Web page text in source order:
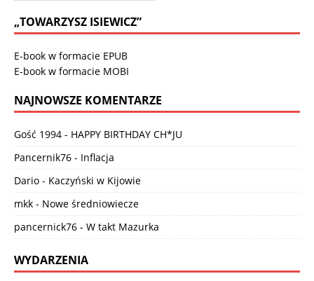
„TOWARZYSZ ISIEWICZ”
E-book w formacie EPUB
E-book w formacie MOBI
NAJNOWSZE KOMENTARZE
Gość 1994 - HAPPY BIRTHDAY CH*JU
Pancernik76 - Inflacja
Dario - Kaczyński w Kijowie
mkk - Nowe średniowiecze
pancernick76 - W takt Mazurka
WYDARZENIA